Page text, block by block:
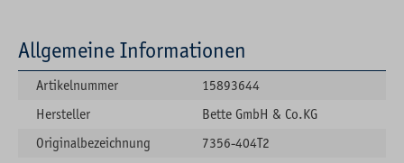
Allgemeine Informationen
Artikelnummer
15893644
Hersteller
Bette GmbH & Co.KG
Originalbezeichnung
7356-404T2